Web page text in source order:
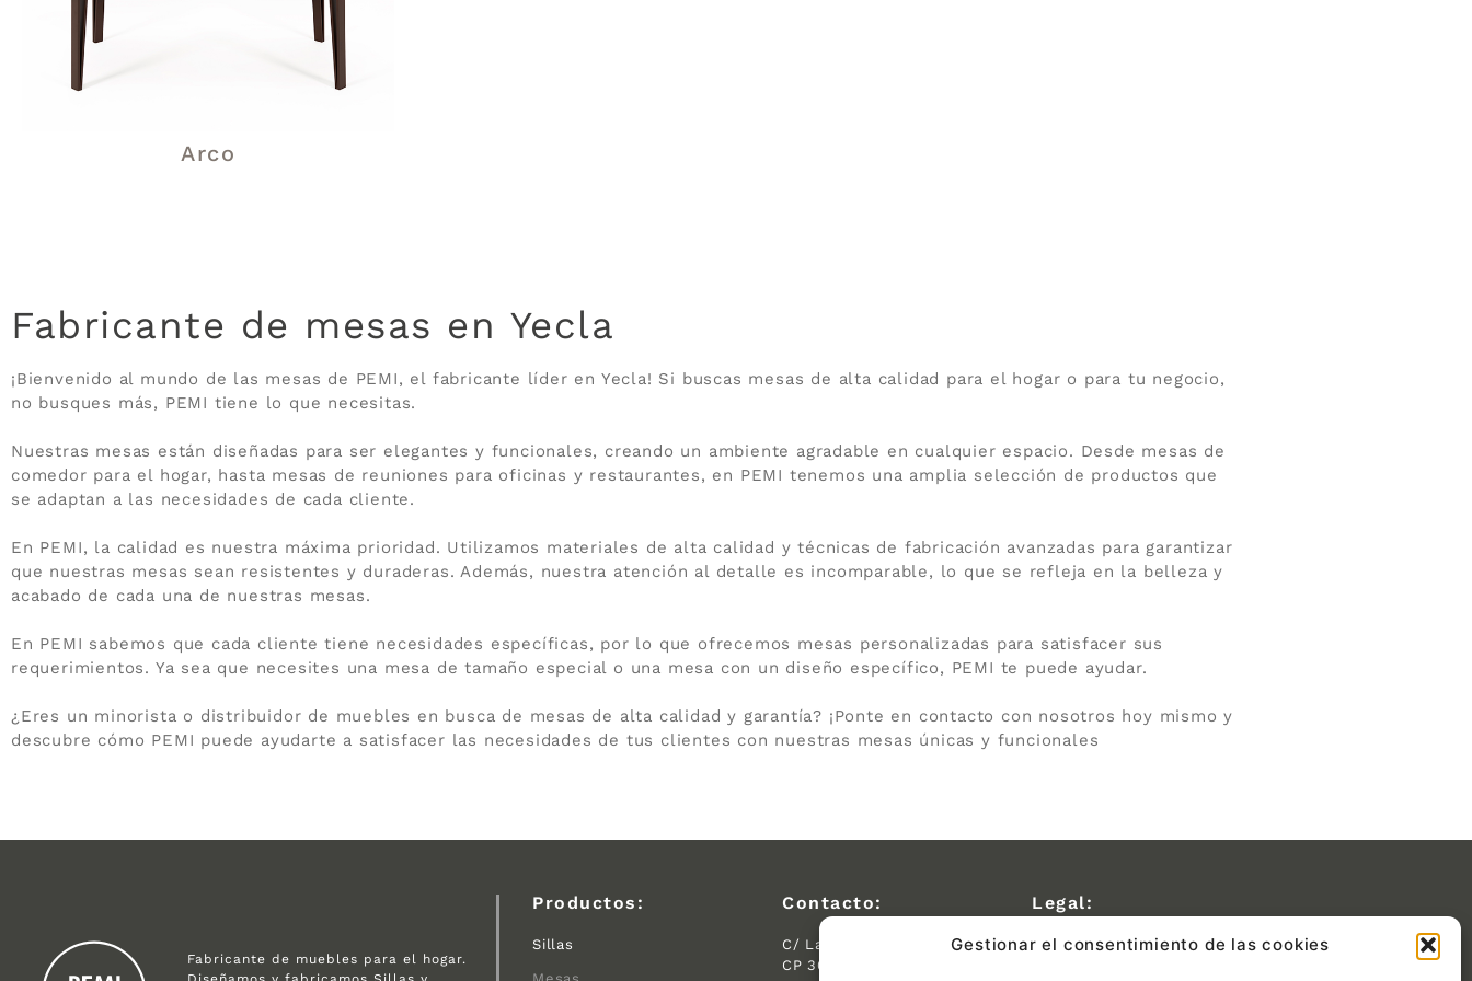
Gestionar el consentimiento de las cookies
Arco
Fabricante de mesas en Yecla
¡Bienvenido al mundo de las mesas de PEMI, el fabricante líder en Yecla! Si buscas mesas de alta calidad para el hogar o para tu negocio,
no busques más, PEMI tiene lo que necesitas.
Nuestras mesas están diseñadas para ser elegantes y funcionales, creando un ambiente agradable en cualquier espacio. Desde mesas de
comedor para el hogar, hasta mesas de reuniones para oficinas y restaurantes, en PEMI tenemos una amplia selección de productos que
se adaptan a las necesidades de cada cliente.
En PEMI, la calidad es nuestra máxima prioridad. Utilizamos materiales de alta calidad y técnicas de fabricación avanzadas para garantizar
que nuestras mesas sean resistentes y duraderas. Además, nuestra atención al detalle es incomparable, lo que se refleja en la belleza y
acabado de cada una de nuestras mesas.
En PEMI sabemos que cada cliente tiene necesidades específicas, por lo que ofrecemos mesas personalizadas para satisfacer sus
requerimientos. Ya sea que necesites una mesa de tamaño especial o una mesa con un diseño específico, PEMI te puede ayudar.
¿Eres un minorista o distribuidor de muebles en busca de mesas de alta calidad y garantía? ¡Ponte en contacto con nosotros hoy mismo y
descubre cómo PEMI puede ayudarte a satisfacer las necesidades de tus clientes con nuestras mesas únicas y funcionales
Fabricante de muebles para el hogar.
Productos:
Sillas
Contacto:
C/ Las Tejeras S/N.
CP 30510 Yecla (Murcia)
Legal:
Política de privacidad